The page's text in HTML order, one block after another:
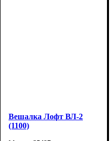
Вешалка Лофт ВЛ-2
(1100)